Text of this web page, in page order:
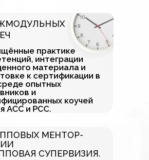
МЕНТОР-
СУПЕРВИЗИЯ.
практике
интеграции
материала и
к сертификации в
опытных
и
коучей
АСС и РСС.